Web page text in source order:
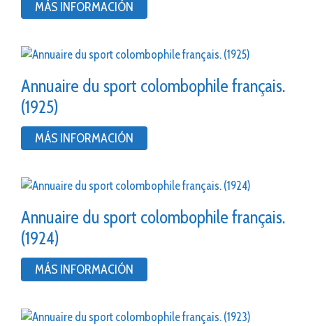
MÁS INFORMACIÓN
Annuaire du sport colombophile français.
(1925)
MÁS INFORMACIÓN
Annuaire du sport colombophile français.
(1924)
MÁS INFORMACIÓN